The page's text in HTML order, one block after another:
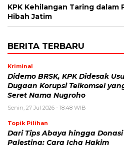
KPK Kehilangan Taring dalam
Hibah Jatim
BERITA TERBARU
Kriminal
Didemo BRSK, KPK Didesak
Dugaan Korupsi Telkomsel
Seret Nama Nugroho
Senin, 27 Jul 2026 - 18:48 WIB
Topik Pilihan
Dari Tips Abaya hingga Donasi
Palestina: Cara Icha Hakim